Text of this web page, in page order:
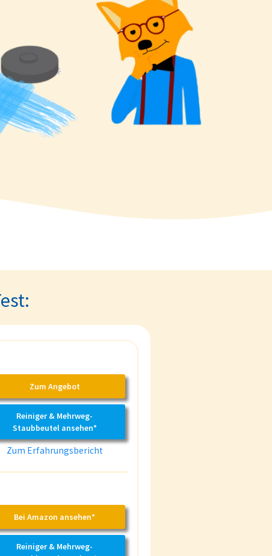
Zum Angebot
Reiniger & Mehrweg-
Staubbeutel ansehen*
Zum Erfahrungsbericht
Bei Amazon ansehen*
Reiniger & Mehrweg-